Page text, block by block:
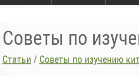
Советы по
Статьи / Советы по изучению